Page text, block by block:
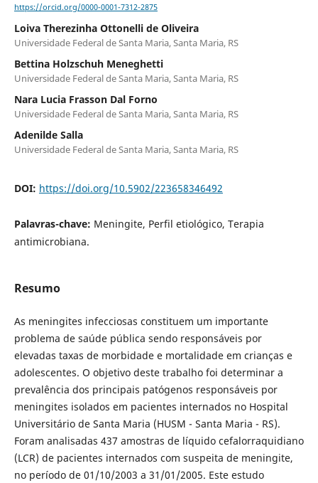
https://orcid.org/0000-0001-7312-2875
Loiva Therezinha Ottonelli de Oliveira
Universidade Federal de Santa Maria, Santa Maria, RS
Bettina Holzschuh Meneghetti
Universidade Federal de Santa Maria, Santa Maria, RS
Nara Lucia Frasson Dal Forno
Universidade Federal de Santa Maria, Santa Maria, RS
Adenilde Salla
Universidade Federal de Santa Maria, Santa Maria, RS
DOI: https://doi.org/10.5902/223658346492
Palavras-chave: Meningite, Perfil etiológico, Terapia
antimicrobiana.
Resumo
As meningites infecciosas constituem um importante
problema de saúde pública sendo responsáveis por
elevadas taxas de morbidade e mortalidade em crianças e
adolescentes. O objetivo deste trabalho foi determinar a
prevalência dos principais patógenos responsáveis por
meningites isolados em pacientes internados no Hospital
Universitário de Santa Maria (HUSM - Santa Maria - RS).
Foram analisadas 437 amostras de líquido cefalorraquidiano
(LCR) de pacientes internados com suspeita de meningite,
no período de 01/10/2003 a 31/01/2005. Este estudo